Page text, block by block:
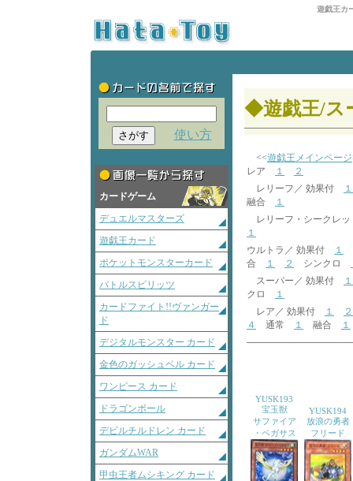
遊戯王カ
使い方
カードゲーム
デュエルマスターズ
遊戯王カード
ポケットモンスターカード
バトルスピリッツ
カードファイト!!ヴァンガー
ド
デジタルモンスター カード
金色のガッシュベル カード
ワンピース カード
ドラゴンボール
デビルチルドレン カード
ガンダムWAR
甲虫王者ムシキング カード
◆遊戯王/ス
<<遊戯王メインページ
レア
１
２
レリーフ／ 効果付
１
融合
１
レリーフ・シークレ
１
ウルトラ／ 効果付
１
合
１ ２ シンクロ
スーパー／ 効果付
１
クロ
１
レア／ 効果付
１
２
４
通常 １ 融合 １
YUSK193
宝玉獣
サファイア
・ペガサス
YUSK194
放浪の勇者
フリード